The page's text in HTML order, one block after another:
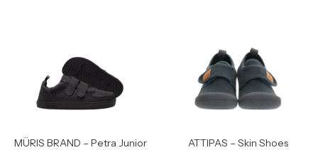
MÜRIS BRAND – Petra Junior
ATTIPAS – Skin Shoes